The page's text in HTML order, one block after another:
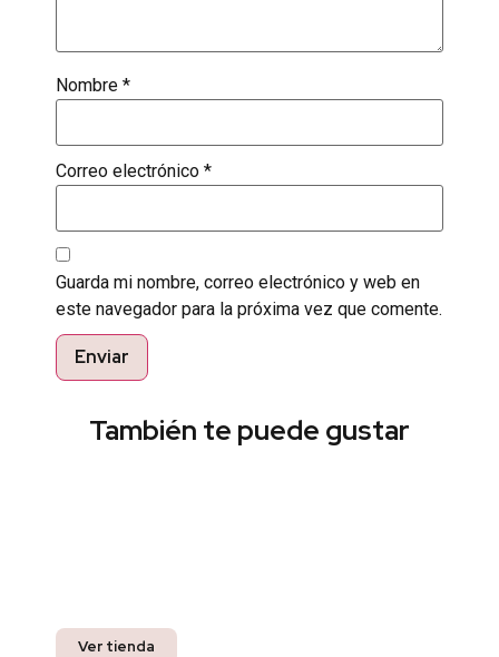
Nombre *
Correo electrónico *
Guarda mi nombre, correo electrónico y web en
este navegador para la próxima vez que comente.
También te puede gustar
Ver tienda